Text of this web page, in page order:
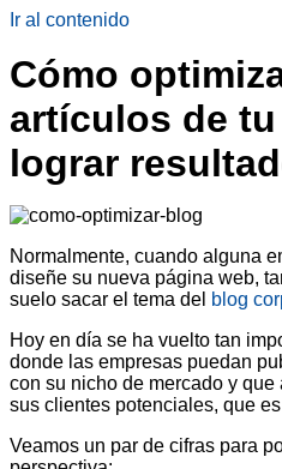
Ir al contenido
Cómo
artículos de
lograr
Normalmente, cuando alguna
diseñe su nueva página web,
suelo sacar el tema del blog
Hoy en día se ha vuelto tan
donde las empresas puedan
con su nicho de mercado y
sus clientes potenciales, que
Veamos un par de cifras para